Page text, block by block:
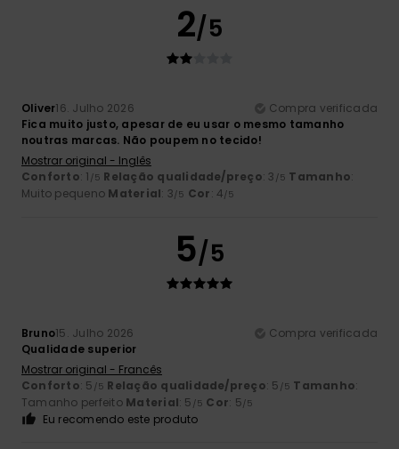
2/5
Oliver16. Julho 2026
Compra verificada
Fica muito justo, apesar de eu usar o mesmo tamanho
noutras marcas. Não poupem no tecido!
Mostrar original - Inglês
Conforto: 1 /5 Relação qualidade/preço: 3 /5 Tamanho:
Muito pequeno Material: 3/5 Cor: 4/5
5/5
Bruno15. Julho 2026
Compra verificada
Qualidade superior
Mostrar original - Francês
Conforto: 5 /5 Relação qualidade/preço: 5 /5 Tamanho:
Tamanho perfeito Material: 5 /5 Cor: 5/5
Eu recomendo este produto